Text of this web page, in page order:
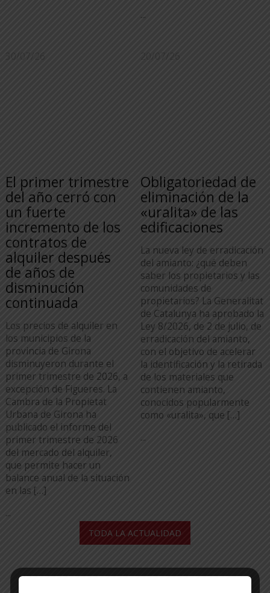
...
30/07/26
El primer trimestre
del año cerró con
un fuerte
incremento de los
contratos de
alquiler después
de años de
disminución
continuada
Los precios de alquiler en
los municipios de la
provincia de Girona
disminuyeron durante el
primer trimestre de 2026, a
excepción de Figueres. La
Cambra de la Propietat
Urbana de Girona ha
publicado el informe del
primer trimestre de 2026
del mercado del alquiler,
que permite hacer un
balance anual de la situación
en las […]
...
20/07/26
Obligatoriedad de
eliminación de la
«uralita» de las
edificaciones
La nueva ley de erradicación
del amianto: ¿qué deben
saber los propietarios y las
comunidades de
propietarios? La Generalitat
de Catalunya ha aprobado la
Ley 8/2026, de 2 de julio, de
erradicación del amianto,
con el objetivo de acelerar
la identificación y la retirada
de los materiales que
contienen amianto,
conocidos popularmente
como «uralita», que […]
...
TODA LA ACTUALIDAD